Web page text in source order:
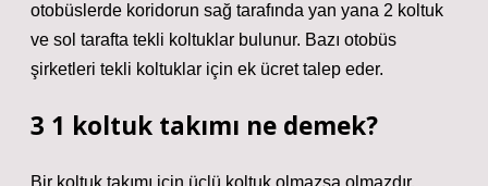
otobüslerde koridorun sağ tarafında yan yana 2 koltuk
ve sol tarafta tekli koltuklar bulunur. Bazı otobüs
şirketleri tekli koltuklar için ek ücret talep eder.
3 1 koltuk takımı ne demek?
Bir koltuk takımı için üçlü koltuk olmazsa olmazdır.